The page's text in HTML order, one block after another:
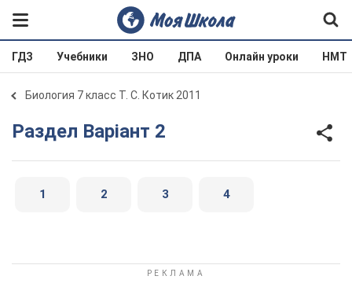
ГДЗ Учебники ЗНО ДПА Онлайн уроки НМТ
Биология 7 класс Т. С. Котик 2011
Раздел Варіант 2
1 2 3 4